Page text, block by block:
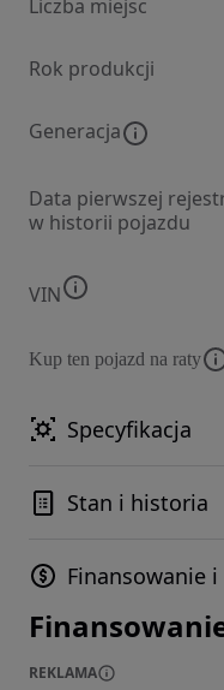
Liczba miejsc
Rok produkcji
Generacja
Data pierwszej
w historii pojazdu
VIN
Kup ten pojazd na raty
Specyfikacja
Stan i historia
Finansowanie
REKLAMA